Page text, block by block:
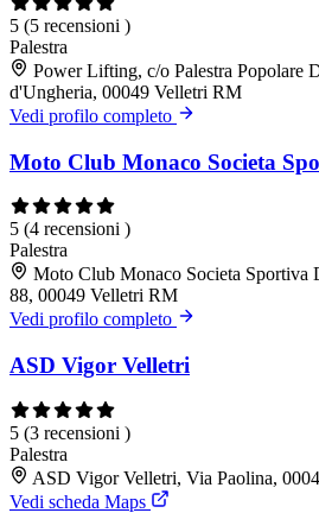
5 (5 recensioni )
Palestra
Power Lifting, c/o Palestra Popolare
d'Ungheria, 00049 Velletri RM
Vedi profilo completo
Moto Club Monaco Societa
5 (4 recensioni )
Palestra
Moto Club Monaco Societa Sportiva
88, 00049 Velletri RM
Vedi profilo completo
ASD Vigor Velletri
5 (3 recensioni )
Palestra
ASD Vigor Velletri, Via Paolina,
Vedi scheda Maps